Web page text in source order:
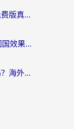
海外党必看：应用加速器永久免费版真的存在吗？教你选对回国加速器无缝刷国内资源
穿梭VPN和海牛VPN对比哪个回国效果更好？海外华人亲测3款热门加速器+避坑指南
在国外用加速器对国内能加速吗？海外党亲测有效的无缝访问指南